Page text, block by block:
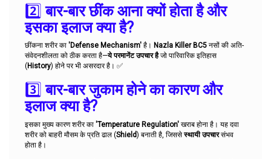
2️⃣बार-बार छींक आना क्यों होता है और
इसका इलाज क्या है?
छींकना शरीर का 'Defense Mechanism' है। Nazla Killer BC5 नसों की अति-
संवेदनशीलता को ठीक करता है—ये परमानेंट उपचार हैजो पारिवारिक इतिहास
(History) होने पर भी असरदार है। ✅
3️⃣बार-बार जुकाम होने का कारण और
इलाज क्या है?
इसका मुख्य कारण शरीर का 'Temperature Regulation' खराब होना है। यह दवा
शरीर को बाहरी मौसम के प्रति ढाल (Shield) बनाती है, जिससेस्थायी उपचारसंभव
होता है।